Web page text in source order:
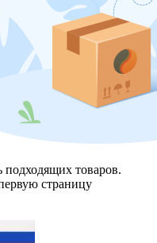
товаров.
страницу